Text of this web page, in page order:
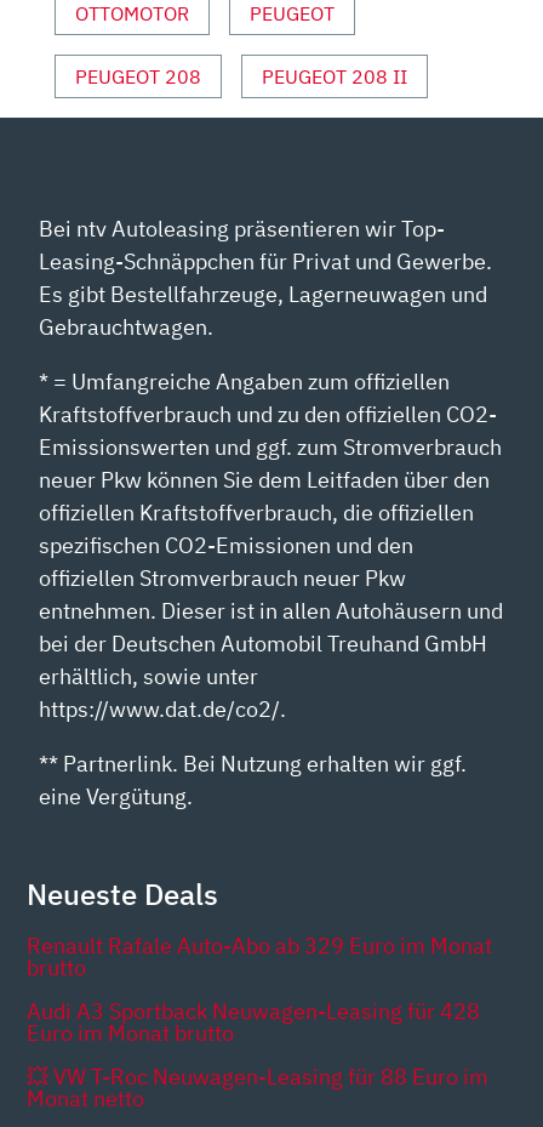
OTTOMOTOR PEUGEOT
PEUGEOT 208 PEUGEOT 208 II
Bei ntv Autoleasing präsentieren wir Top-
Leasing-Schnäppchen für Privat und Gewerbe.
Es gibt Bestellfahrzeuge, Lagerneuwagen und
Gebrauchtwagen.
* = Umfangreiche Angaben zum offiziellen
Kraftstoffverbrauch und zu den offiziellen CO2-
Emissionswerten und ggf. zum Stromverbrauch
neuer Pkw können Sie dem Leitfaden über den
offiziellen Kraftstoffverbrauch, die offiziellen
spezifischen CO2-Emissionen und den
offiziellen Stromverbrauch neuer Pkw
entnehmen. Dieser ist in allen Autohäusern und
bei der Deutschen Automobil Treuhand GmbH
erhältlich, sowie unter
https://www.dat.de/co2/.
** Partnerlink. Bei Nutzung erhalten wir ggf.
eine Vergütung.
Neueste Deals
Renault Rafale Auto-Abo ab 329 Euro im Monat
brutto
Audi A3 Sportback Neuwagen-Leasing für 428
Euro im Monat brutto
💥 VW T-Roc Neuwagen-Leasing für 88 Euro im
Monat netto